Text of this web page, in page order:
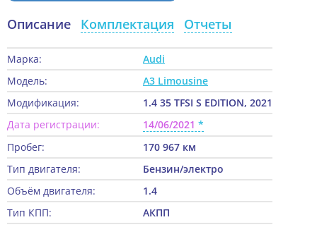
Описание Комплектация Отчеты
Марка:
Audi
Модель:
A3 Limousine
Модификация:
1.4 35 TFSI S EDITION, 2021
Дата регистрации:
14/06/2021
Пробег:
170 967 км
Тип двигателя:
Бензин/электро
Объём двигателя:
1.4
Тип КПП:
АКПП